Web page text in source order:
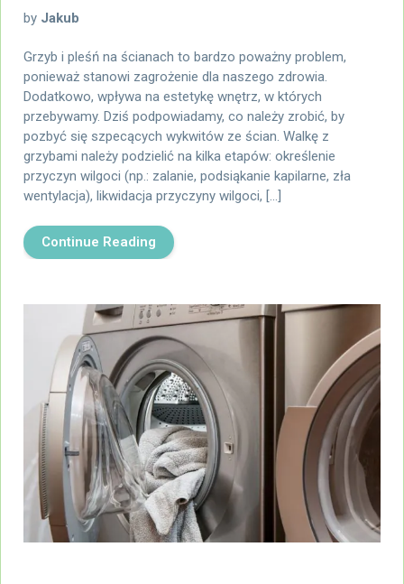
by Jakub
Grzyb i pleśń na ścianach to bardzo poważny problem,
ponieważ stanowi zagrożenie dla naszego zdrowia.
Dodatkowo, wpływa na estetykę wnętrz, w których
przebywamy. Dziś podpowiadamy, co należy zrobić, by
pozbyć się szpecących wykwitów ze ścian. Walkę z
grzybami należy podzielić na kilka etapów: określenie
przyczyn wilgoci (np.: zalanie, podsiąkanie kapilarne, zła
wentylacja), likwidacja przyczyny wilgoci, […]
Continue Reading